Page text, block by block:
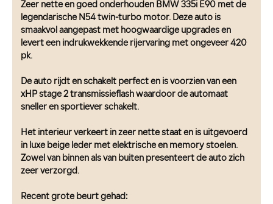
Zeer nette en goed onderhouden BMW 335i E90 met de
legendarische N54 twin-turbo motor. Deze auto is
smaakvol aangepast met hoogwaardige upgrades en
levert een indrukwekkende rijervaring met ongeveer 420
pk.
De auto rijdt en schakelt perfect en is voorzien van een
xHP stage 2 transmissieflash waardoor de automaat
sneller en sportiever schakelt.
Het interieur verkeert in zeer nette staat en is uitgevoerd
in luxe beige leder met elektrische en memory stoelen.
Zowel van binnen als van buiten presenteert de auto zich
zeer verzorgd.
Recent grote beurt gehad: